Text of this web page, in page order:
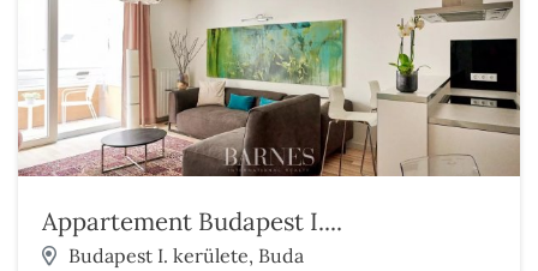
Appartement Budapest I....
Budapest I. kerülete, Buda